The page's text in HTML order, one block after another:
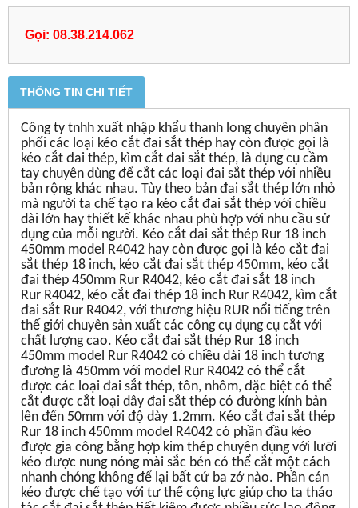
Gọi: 08.38.214.062
THÔNG TIN CHI TIẾT
Công ty tnhh xuất nhập khẩu thanh long chuyên phân
phối các loại kéo cắt đai sắt thép hay còn được gọi là
kéo cắt đai thép, kìm cắt đai sắt thép, là dụng cụ cầm
tay chuyên dùng để cắt các loại đai sắt thép với nhiều
bản rộng khác nhau. Tùy theo bản đai sắt thép lớn nhỏ
mà người ta chế tạo ra kéo cắt đai sắt thép với chiều
dài lớn hay thiết kế khác nhau phù hợp với nhu cầu sử
dụng của mỗi người. Kéo cắt đai sắt thép Rur 18 inch
450mm model R4042 hay còn được gọi là kéo cắt đai
sắt thép 18 inch, kéo cắt đai sắt thép 450mm, kéo cắt
đai thép 450mm Rur R4042, kéo cắt đai sắt 18 inch
Rur R4042, kéo cắt đai thép 18 inch Rur R4042, kìm cắt
đai sắt Rur R4042, với thương hiệu RUR nổi tiếng trên
thế giới chuyên sản xuất các công cụ dụng cụ cắt với
chất lượng cao. Kéo cắt đai sắt thép Rur 18 inch
450mm model Rur R4042 có chiều dài 18 inch tương
đương là 450mm với model Rur R4042 có thể cắt
được các loại đai sắt thép, tôn, nhôm, đặc biệt có thể
cắt được cắt loại dây đai sắt thép có đường kính bản
lên đến 50mm với độ dày 1.2mm. Kéo cắt đai sắt thép
Rur 18 inch 450mm model R4042 có phần đầu kéo
được gia công bằng hợp kim thép chuyên dụng với lưỡi
kéo được nung nóng mài sắc bén có thể cắt một cách
nhanh chóng không để lại bất cứ ba zớ nào. Phần cán
kéo được chế tạo với tư thế cộng lực giúp cho ta tháo